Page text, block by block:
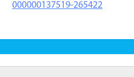
000000137519-265422